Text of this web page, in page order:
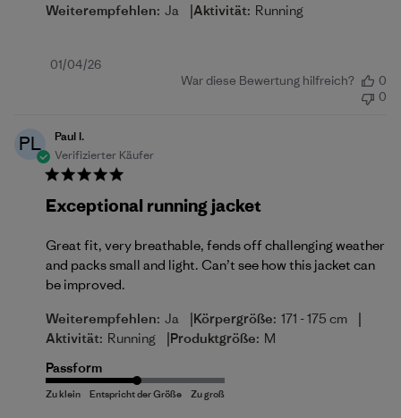
Weiterempfehlen: Ja |Aktivität: Running
Veröffentlichungsdatum
01/04/26
War diese Bewertung hilfreich?
0
0
PL
Paul l.
Verifizierter Käufer
Exceptional running jacket
Great fit, very breathable, fends off challenging weather
and packs small and light. Can’t see how this jacket can
be improved.
Weiterempfehlen: Ja |Körpergröße: 171 - 175 cm |
Aktivität: Running |Produktgröße: M
Passform